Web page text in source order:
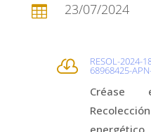
 23/07/2024
 RESOL-2024-
68968425-
Créase